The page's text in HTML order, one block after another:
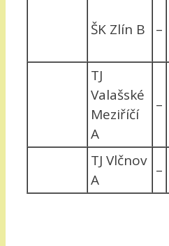
ŠK Zlín B –
TJ
Valašské
Meziříčí
A
–
TJ Vlčnov
A
–